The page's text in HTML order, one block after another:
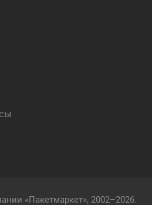
«Пакетмаркет», 2002–2026.